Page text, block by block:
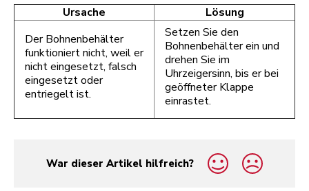
Ursache
Lösung
Der Bohnenbehälter
funktioniert nicht, weil er
nicht eingesetzt, falsch
eingesetzt oder
entriegelt ist.
Setzen Sie den
Bohnenbehälter ein und
drehen Sie im
Uhrzeigersinn, bis er bei
geöffneter Klappe
einrastet.
War dieser Artikel hilfreich?
yes
no